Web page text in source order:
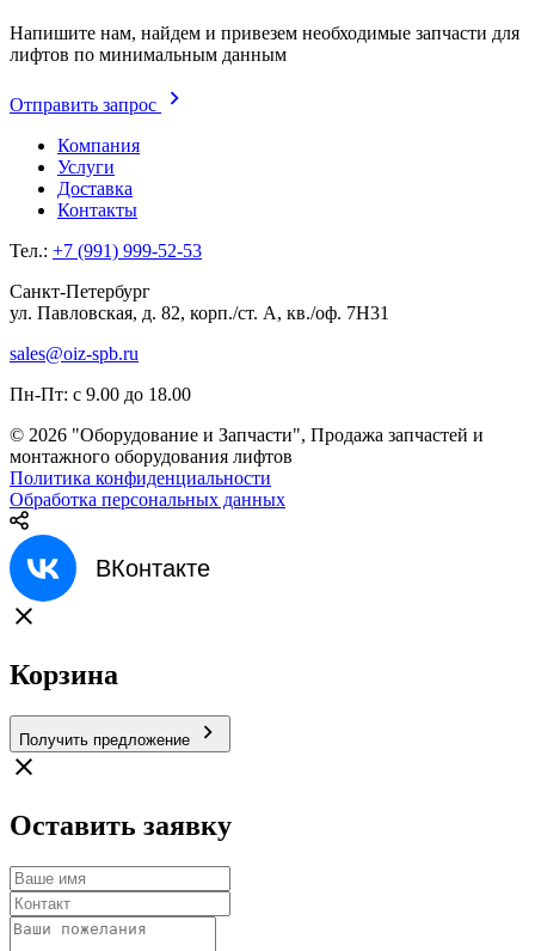
Напишите нам, найдем и привезем необходимые запчасти для
лифтов по минимальным данным
Отправить запрос
Компания
Услуги
Доставка
Контакты
Тел.: +7 (991) 999-52-53
Санкт-Петербург
ул. Павловская, д. 82, корп./ст. А, кв./оф. 7Н31
sales@oiz-spb.ru
Пн-Пт: с 9.00 до 18.00
© 2026 "Оборудование и Запчасти", Продажа запчастей и
монтажного оборудования лифтов
Политика конфиденциальности
Обработка персональных данных
ВКонтакте
Корзина
Получить предложение
Оставить заявку